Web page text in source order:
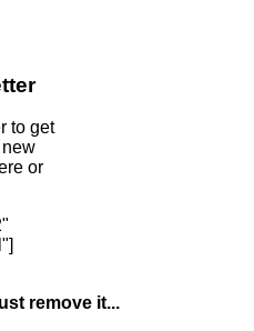
to get
or
remove it...